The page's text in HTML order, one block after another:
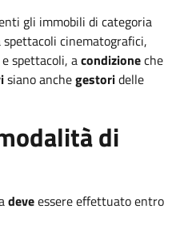
gli immobili di categoria
cinematografici,
spettacoli, acondizioneche
siano anchegestoridelle
di
deveessere effettuato entro